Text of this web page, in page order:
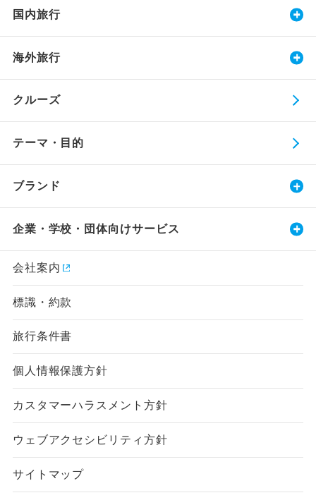
国内旅行
海外旅行
クルーズ
テーマ・目的
ブランド
企業・学校・団体向けサービス
会社案内
標識・約款
旅行条件書
個人情報保護方針
カスタマーハラスメント方針
ウェブアクセシビリティ方針
サイトマップ